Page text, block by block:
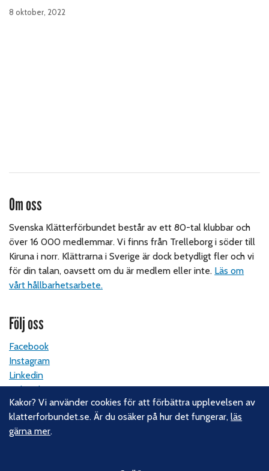
8 oktober, 2022
Om oss
Svenska Klätterförbundet består av ett 80-tal klubbar och
över 16 000 medlemmar. Vi finns från Trelleborg i söder till
Kiruna i norr. Klättrarna i Sverige är dock betydligt fler och vi
för din talan, oavsett om du är medlem eller inte. Läs om
vårt hållbarhetsarbete.
Följ oss
Facebook
Instagram
Linkedin
Nyhetsbrev
Kontakt
Kakor? Vi använder cookies för att förbättra upplevelsen av
klatterforbundet.se. Är du osäker på hur det fungerar,läs
gärna mer.